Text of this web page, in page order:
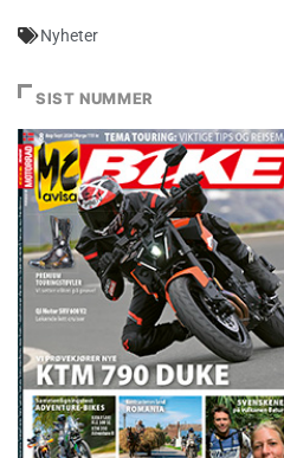
Nyheter
SIST NUMMER